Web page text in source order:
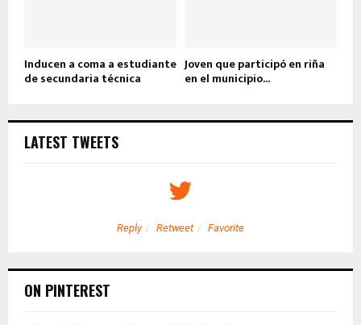
Inducen a coma a estudiante
de secundaria técnica
Joven que participó en riña
en el municipio...
LATEST TWEETS
Reply Retweet Favorite
ON PINTEREST